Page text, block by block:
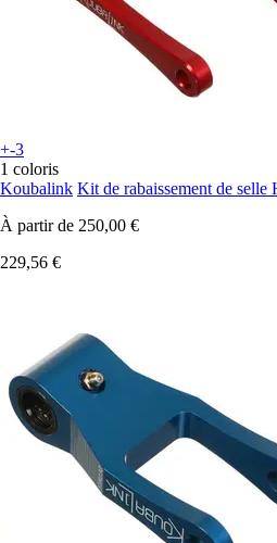
+-3
1 coloris
Koubalink Kit de rabaissement de
À partir de 250,00 €
229,56 €